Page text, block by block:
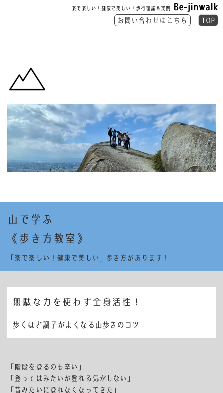
楽で楽しい！健康で美しい！歩行理論＆実践 Be-jinwalk
お問い合わせはこちら TOP
山で学ぶ
《歩き方教室》
「楽で楽しい！健康で美しい」歩き方があります！
無駄な力を使わず全身活性！
歩くほど調子がよくなる山歩きのコツ
「階段を登るのも辛い」
「登ってはみたいが登れる気がしない」
「昔みたいに登れなくなってきた」